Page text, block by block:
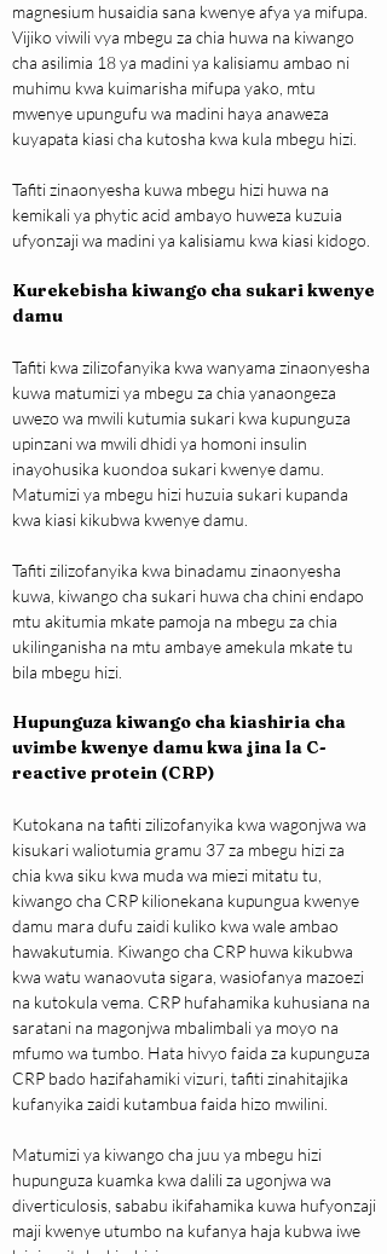
magnesium husaidia sana kwenye afya ya mifupa.
Vijiko viwili vya mbegu za chia huwa na kiwango
cha asilimia 18 ya madini ya kalisiamu ambao ni
muhimu kwa kuimarisha mifupa yako, mtu
mwenye upungufu wa madini haya anaweza
kuyapata kiasi cha kutosha kwa kula mbegu hizi.
Tafiti zinaonyesha kuwa mbegu hizi huwa na
kemikali ya phytic acid ambayo huweza kuzuia
ufyonzaji wa madini ya kalisiamu kwa kiasi kidogo.
Kurekebisha kiwango cha sukari kwenye
damu
Tafiti kwa zilizofanyika kwa wanyama zinaonyesha
kuwa matumizi ya mbegu za chia yanaongeza
uwezo wa mwili kutumia sukari kwa kupunguza
upinzani wa mwili dhidi ya homoni insulin
inayohusika kuondoa sukari kwenye damu.
Matumizi ya mbegu hizi huzuia sukari kupanda
kwa kiasi kikubwa kwenye damu.
Tafiti zilizofanyika kwa binadamu zinaonyesha
kuwa, kiwango cha sukari huwa cha chini endapo
mtu akitumia mkate pamoja na mbegu za chia
ukilinganisha na mtu ambaye amekula mkate tu
bila mbegu hizi.
Hupunguza kiwango cha kiashiria cha
uvimbe kwenye damu kwa jina la C-
reactive protein (CRP)
Kutokana na tafiti zilizofanyika kwa wagonjwa wa
kisukari waliotumia gramu 37 za mbegu hizi za
chia kwa siku kwa muda wa miezi mitatu tu,
kiwango cha CRP kilionekana kupungua kwenye
damu mara dufu zaidi kuliko kwa wale ambao
hawakutumia. Kiwango cha CRP huwa kikubwa
kwa watu wanaovuta sigara, wasiofanya mazoezi
na kutokula vema. CRP hufahamika kuhusiana na
saratani na magonjwa mbalimbali ya moyo na
mfumo wa tumbo. Hata hivyo faida za kupunguza
CRP bado hazifahamiki vizuri, tafiti zinahitajika
kufanyika zaidi kutambua faida hizo mwilini.
Matumizi ya kiwango cha juu ya mbegu hizi
hupunguza kuamka kwa dalili za ugonjwa wa
diverticulosis, sababu ikifahamika kuwa hufyonzaji
maji kwenye utumbo na kufanya haja kubwa iwe